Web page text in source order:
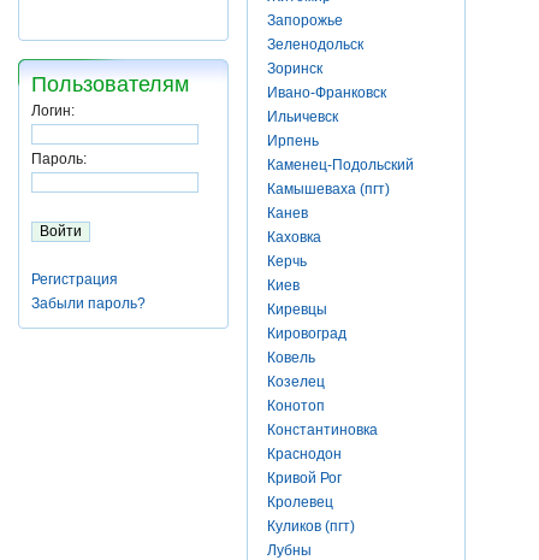
Пользователям
Логин:
Пароль:
Регистрация
Забыли пароль?
Запорожье
Зеленодольск
Зоринск
Ивано-Франковск
Ильичевск
Ирпень
Каменец-Подольский
Камышеваха (пгт)
Канев
Каховка
Керчь
Киев
Киревцы
Кировоград
Ковель
Козелец
Конотоп
Константиновка
Краснодон
Кривой Рог
Кролевец
Куликов (пгт)
Лубны